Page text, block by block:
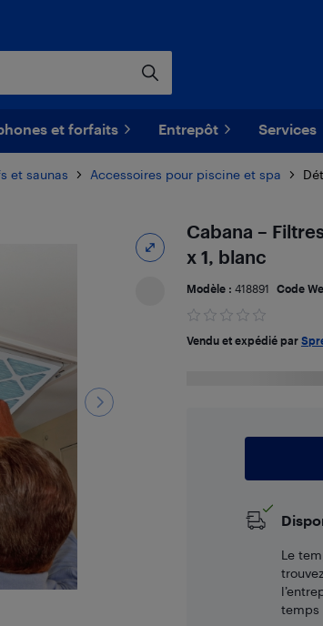
et forfaits Entrepôt Services
et saunas Accessoires pour piscine et spa
Cabana –
x 1, blanc
Modèle : 418891 Code
Vendu et expédié par
Le
temps